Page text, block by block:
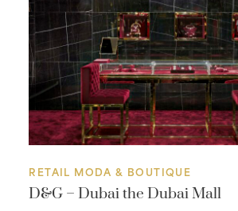
RETAIL MODA & BOUTIQUE
D&G – Dubai the Dubai Mall